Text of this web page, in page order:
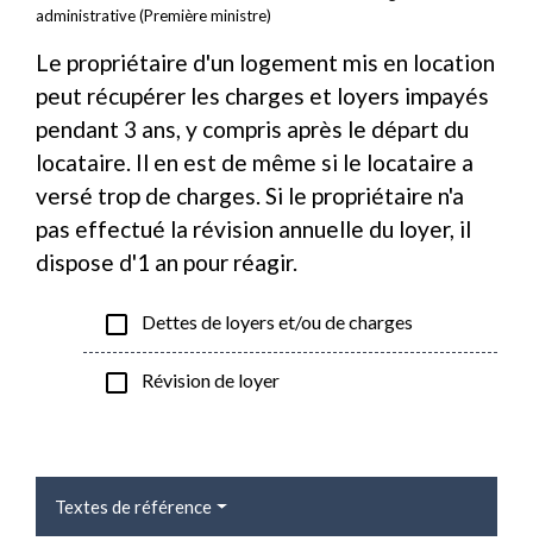
administrative (Première ministre)
Le propriétaire d'un logement mis en location
peut récupérer les charges et loyers impayés
pendant 3 ans, y compris après le départ du
locataire. Il en est de même si le locataire a
versé trop de charges. Si le propriétaire n'a
pas effectué la révision annuelle du loyer, il
dispose d'1 an pour réagir.
check_box_outline_blank Dettes de loyers et/ou de charges
check_box_outline_blank Révision de loyer
Textes de référence